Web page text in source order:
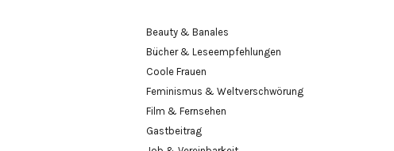
Beauty & Banales
Bücher & Leseempfehlungen
Coole Frauen
Feminismus & Weltverschwörung
Film & Fernsehen
Gastbeitrag